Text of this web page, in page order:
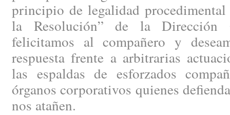
principio de legalidad
la Resolución” de la Dirección
felicitamos al compañero y
respuesta frente a arbitrarias
las espaldas de esforzados
órganos corporativos quienes
nos atañen.